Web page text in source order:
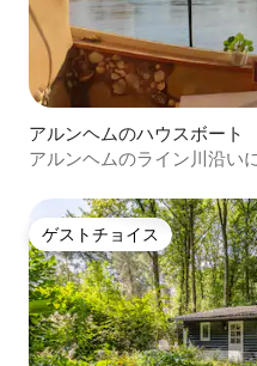
アルンヘムのハウスボート
アルンヘムのライン川沿い
ゲストチョイス
ゲストチョイス